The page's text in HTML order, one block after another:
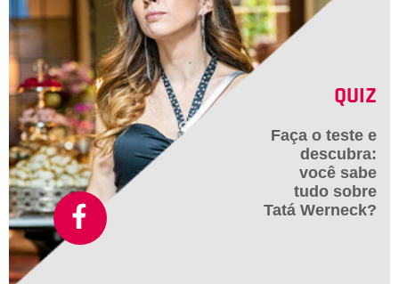
QUIZ
Faça o teste e
descubra:
você sabe
tudo sobre
Tatá Werneck?